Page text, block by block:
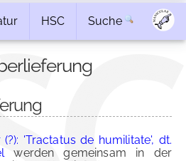
HSC Suche
'Tractatus de humilitate', dt.
werden gemeinsam in der